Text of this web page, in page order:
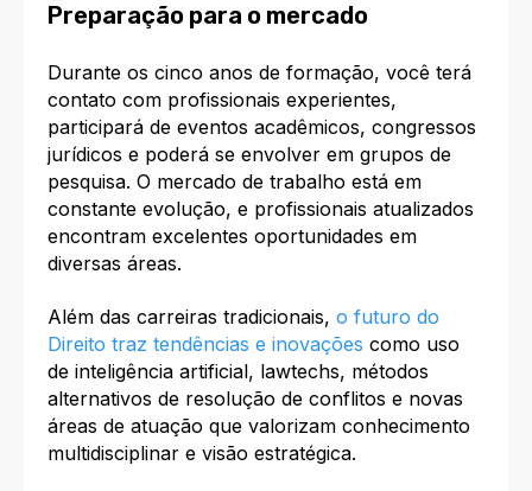
Preparação para o mercado
Durante os cinco anos de formação, você terá
contato com profissionais experientes,
participará de eventos acadêmicos, congressos
jurídicos e poderá se envolver em grupos de
pesquisa. O mercado de trabalho está em
constante evolução, e profissionais atualizados
encontram excelentes oportunidades em
diversas áreas.​
Além das carreiras tradicionais, o futuro do
Direito traz tendências e inovações como uso
de inteligência artificial, lawtechs, métodos
alternativos de resolução de conflitos e novas
áreas de atuação que valorizam conhecimento
multidisciplinar e visão estratégica.